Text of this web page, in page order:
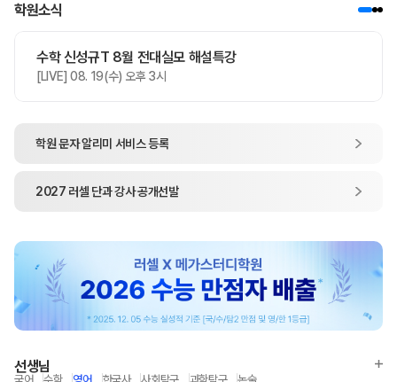
학원소식
수학 신성규T 8월 전대실모 해설특강
[LIVE] 08. 19(수) 오후 3시
학원 문자 알리미 서비스 등록
2027 러셀 단과강사 공개선발
선생님